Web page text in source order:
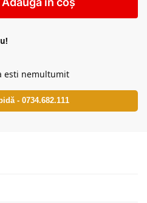
esti nemultumit
- 0734.682.111